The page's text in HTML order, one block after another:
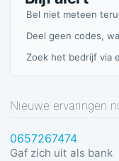
Bel niet meteen
Deel geen codes,
Zoek het bedrijf via
Nieuwe ervaringen
0657267474
Gaf zich uit als bank